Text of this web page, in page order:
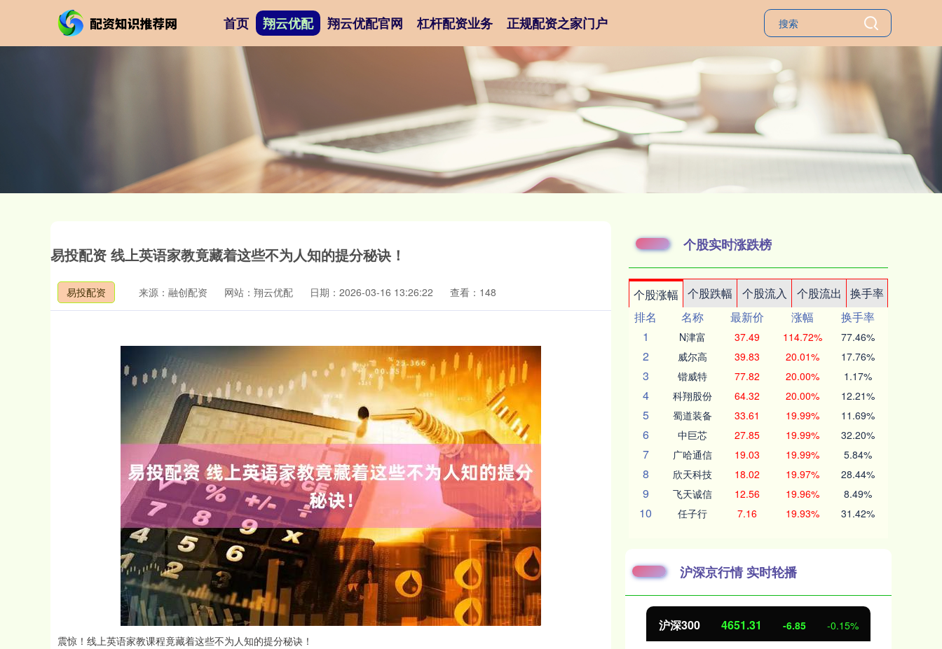
首页 翔云优配 翔云优配官网 杠杆配资业务 正规配资之家门户
易投配资 线上英语家教竟藏着这些不为人知的提分秘诀！
易投配资 来源：融创配资 网站：翔云优配 日期：2026-03-16 13:26:22 查看：148
震惊！线上英语家教课程竟藏着这些不为人知的提分秘诀！
个股实时涨跌榜
个股涨幅 个股跌幅 个股流入 个股流出
换手率
排名
名称 最新价 涨幅
换手率
1
N津富 37.49 114.72% 77.46%
2 威尔高 39.83 20.01% 17.76%
3 锴威特 77.82 20.00% 1.17%
4 科翔股份 64.32 20.00% 12.21%
5 蜀道装备 33.61 19.99% 11.69%
6 中巨芯 27.85 19.99% 32.20%
7 广哈通信 19.03 19.99% 5.84%
8 欣天科技 18.02 19.97% 28.44%
9 飞天诚信 12.56 19.96% 8.49%
10 任子行 7.16 19.93% 31.42%
沪深京行情 实时轮播
深证成指 14110.12 -34.08 -0.24% 沪深300 4651.31 -6.85 北证50 1122.88 3.42 0.30%